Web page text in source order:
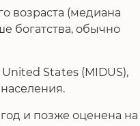
возраста (медиана
богатства, обычно
States (MIDUS),
и позже оценена на